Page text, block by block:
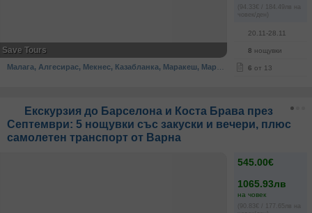
(94.33€ / 184.49лв на
човек/ден)
20.11-28.11
8 нощувки
6 от 13
Save Tours
Екскурзия до Барселона и Коста Брава през
Септември: 5 нощувки със закуски и вечери, плюс
самолетен транспорт от Варна
545.00€
1065.93лв
на човек
(90.83€ / 177.65лв на